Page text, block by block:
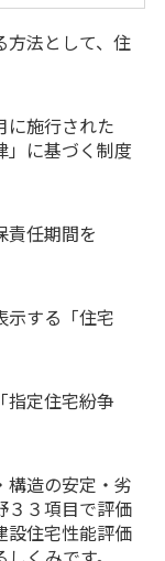
方法として、住
に施行された
」に基づく制度
責任期間を
示する「住宅
指定住宅紛争
構造の安定・劣
３３項目で評価
設住宅性能評価